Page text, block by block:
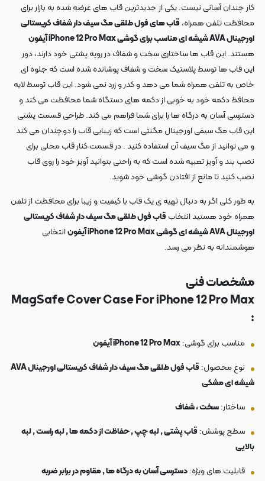
کار چندان آسانی نیست. یکی از جدیدترین قاب های عرضه شده به بازار برای
محافظت تلفن همراه، قاب های فول طلقی مگ سیف دار شفاف کریستالی
اورجینال AVA شیشه ای مناسب برای گوشی iPhone 12 Pro Max آیفون
هستند. این قاب ها ساختاری سخت و شفاف در رویه پشتی خود دارند، دور
این قاب ها توسط پلاستیک سخت و شفاف پوشانده شده است که جلوه ای
خاص به تلفن همراه شما می دهد و کدر و زرد نمی شود. این قاب توسط لایه
محافظ دکمه خود به خوبی از دکمه های دستگاه شما محافظت می کند و
دسترسی آسان به درگاه ها را برای شما فراهم می کند. طراحی قسمت پشتی
این قاب مگ سیفی اورجینال مگنتی است که زیبایی قاب را دوچندان می کند
و می توانید از مگ سیف آن استفاده کنید .در قسمت کنار قاب محلی برای
نصب بند و آویز تعبیه شده است که به راحتی بتوانید آویز خود را روی قاب
نصب کنید تا مانع از افتادن گوشی خود شوید.
به طور کلی اگر به دنبال تهیه ی یک قاب با کیفیت و زیبا برای محافظت از تلفن
همراه خود هستید انتخاب قاب فول طلقی مگ سیف دار شفاف کریستالی
اورجینال AVA شیشه ای گوشی iPhone 12 Pro Max آیفون
انتخابی
هوشمندانه به نظر می رسد.
مشخصات فنی
MagSafe Cover Case For iPhone 12 Pro Max
:
مناسب برای گوشی:iPhone 12 Pro Max آیفون
نوع محصول:
قاب فول طلقی مگ سیف دار شفاف کریستالی اورجینال AVA
شیشه ای مشکی
ساختار:سخت ، شفاف
سطح پوشش: قاب پشتی , لبه چپ , حفاظت از دکمه ها , لبه راست , لبه
بالایی
قابلیت های ویژه:دسترسی آسان به درگاه ها , مقاوم در برابر ضربه